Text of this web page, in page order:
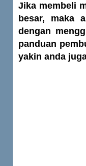
Jika membeli
besar, maka
dengan
panduan
yakin anda